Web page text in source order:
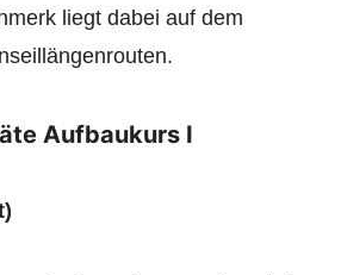
liegt dabei auf dem
Aufbaukurs I